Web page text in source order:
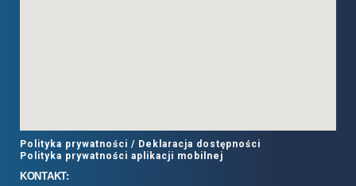
Polityka prywatności / Deklaracja dostępności
Polityka prywatności aplikacji mobilnej
KONTAKT: